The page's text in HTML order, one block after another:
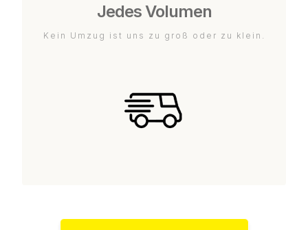
Jedes Volumen
Kein Umzug ist uns zu groß oder zu klein.